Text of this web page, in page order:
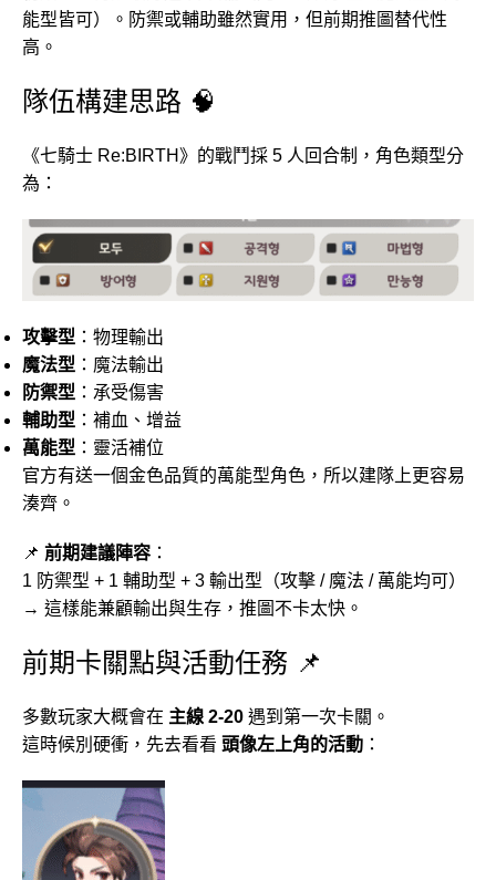
能型皆可）。防禦或輔助雖然實用，但前期推圖替代性
高。
隊伍構建思路 🧠
《七騎士 Re:BIRTH》的戰鬥採 5 人回合制，角色類型分
為：
攻擊型 ：物理輸出
魔法型 ：魔法輸出
防禦型 ：承受傷害
輔助型 ：補血、增益
萬能型 ：靈活補位
官方有送一個金色品質的萬能型角色，所以建隊上更容易
湊齊。
📌 前期建議陣容 ：
1 防禦型 + 1 輔助型 + 3 輸出型（攻擊 / 魔法 / 萬能均可）
→ 這樣能兼顧輸出與生存，推圖不卡太快。
前期卡關點與活動任務 📌
多數玩家大概會在 主線 2-20 遇到第一次卡關。
這時候別硬衝，先去看看 頭像左上角的活動 ：